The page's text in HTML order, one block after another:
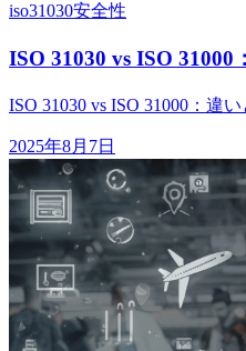
iso31030安全性
ISO 31030 vs ISO
ISO 31030 vs ISO 31000：違
2025年8月7日